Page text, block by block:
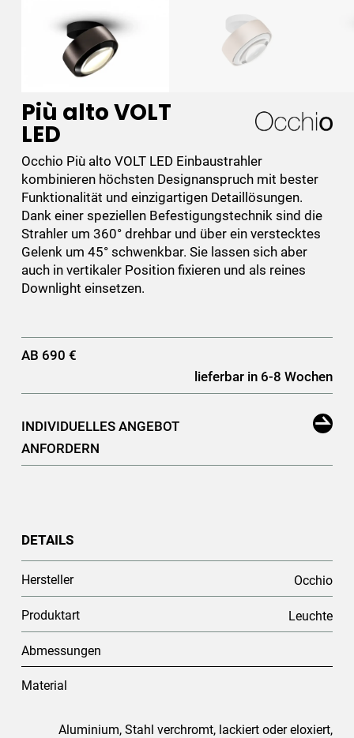
Più alto VOLT
LED
Occhio Più alto VOLT LED Einbaustrahler
kombinieren höchsten Designanspruch mit bester
Funktionalität und einzigartigen Detaillösungen.
Dank einer speziellen Befestigungstechnik sind die
Strahler um 360° drehbar und über ein verstecktes
Gelenk um 45° schwenkbar. Sie lassen sich aber
auch in vertikaler Position fixieren und als reines
Downlight einsetzen.
AB 690 €
lieferbar in 6-8 Wochen
INDIVIDUELLES ANGEBOT
ANFORDERN
DETAILS
Hersteller Occhio
Produktart Leuchte
Abmessungen
Material
Aluminium, Stahl verchromt, lackiert oder eloxiert,